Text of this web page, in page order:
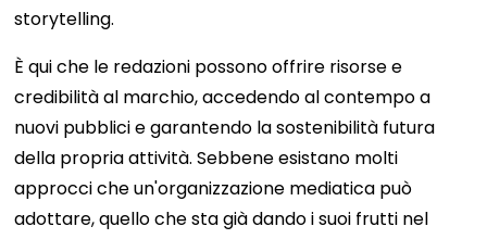
storytelling.
È qui che le redazioni possono offrire risorse e
credibilità al marchio, accedendo al contempo a
nuovi pubblici e garantendo la sostenibilità futura
della propria attività. Sebbene esistano molti
approcci che un'organizzazione mediatica può
adottare, quello che sta già dando i suoi frutti nel